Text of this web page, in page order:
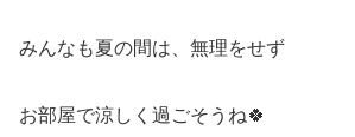
みんなも夏の間は、無理をせず
お部屋で涼しく過ごそうね🍀